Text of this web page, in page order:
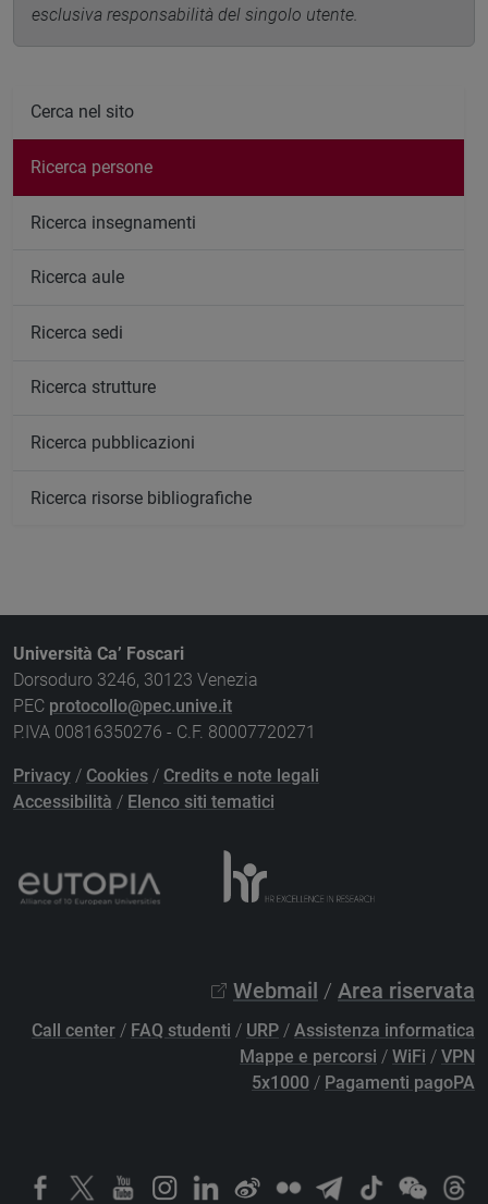
esclusiva responsabilità del singolo utente.
Cerca nel sito
Ricerca persone
Ricerca insegnamenti
Ricerca aule
Ricerca sedi
Ricerca strutture
Ricerca pubblicazioni
Ricerca risorse bibliografiche
Università Ca’ Foscari
Dorsoduro 3246, 30123 Venezia
PEC protocollo@pec.unive.it
P.IVA 00816350276 - C.F. 80007720271
Privacy / Cookies / Credits e note legali
Accessibilità / Elenco siti tematici
Webmail / Area riservata
Call center / FAQ studenti / URP / Assistenza informatica
Mappe e percorsi / WiFi / VPN
5x1000 / Pagamenti pagoPA